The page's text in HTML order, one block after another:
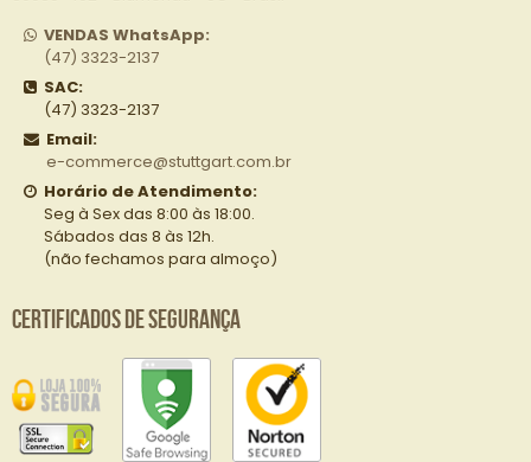
VENDAS WhatsApp:
(47) 3323-2137
SAC:
(47) 3323-2137
Email:
e-commerce@stuttgart.com.br
Horário de Atendimento:
Seg à Sex das 8:00 às 18:00.
Sábados das 8 às 12h.
(não fechamos para almoço)
Certificados de Segurança